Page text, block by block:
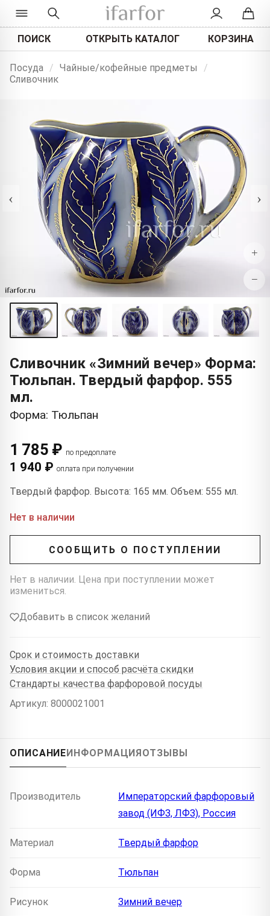
ПОИСК ОТКРЫТЬ КАТАЛОГ КОРЗИНА
Посуда / Чайные/кофейные предметы
/
Сливочник
‹ ›
+
−
Сливочник «Зимний вечер» Форма:
Тюльпан. Твердый фарфор. 555
мл.
Форма: Тюльпан
1 785 ₽ по предоплате
1 940 ₽ оплата при получении
Твердый фарфор. Высота: 165 мм. Объем: 555 мл.
Нет в наличии
СООБЩИТЬ О ПОСТУПЛЕНИИ
Нет в наличии. Цена при поступлении может
измениться.
Добавить в список желаний
Срок и стоимость доставки
Условия акции и способ расчёта скидки
Стандарты качества фарфоровой посуды
Артикул: 8000021001
ОПИСАНИЕ ИНФОРМАЦИЯ ОТЗЫВЫ
Производитель
Императорский фарфоровый
завод (ИФЗ, ЛФЗ), Россия
Материал Твердый фарфор
Форма Тюльпан
Рисунок Зимний вечер